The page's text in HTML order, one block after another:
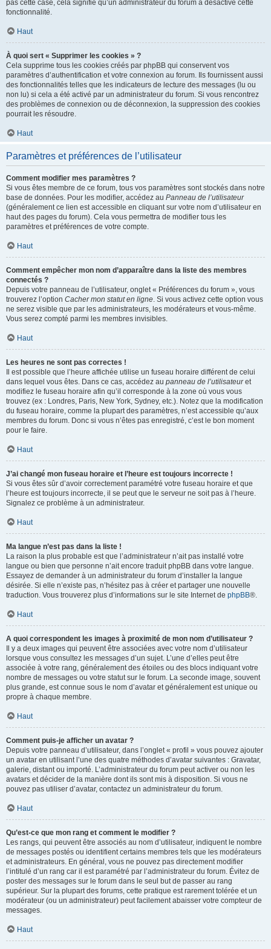
pas cette case, cela signifie qu’un administrateur du forum a désactivé cette
fonctionnalité.
Haut
À quoi sert « Supprimer les cookies » ?
Cela supprime tous les cookies créés par phpBB qui conservent vos
paramètres d’authentification et votre connexion au forum. Ils fournissent aussi
des fonctionnalités telles que les indicateurs de lecture des messages (lu ou
non lu) si cela a été activé par un administrateur du forum. Si vous rencontrez
des problèmes de connexion ou de déconnexion, la suppression des cookies
pourrait les résoudre.
Haut
Paramètres et préférences de l’utilisateur
Comment modifier mes paramètres ?
Si vous êtes membre de ce forum, tous vos paramètres sont stockés dans notre
base de données. Pour les modifier, accédez au Panneau de l’utilisateur
(généralement ce lien est accessible en cliquant sur votre nom d’utilisateur en
haut des pages du forum). Cela vous permettra de modifier tous les
paramètres et préférences de votre compte.
Haut
Comment empêcher mon nom d’apparaître dans la liste des membres
connectés ?
Depuis votre panneau de l’utilisateur, onglet « Préférences du forum », vous
trouverez l’option Cacher mon statut en ligne. Si vous activez cette option vous
ne serez visible que par les administrateurs, les modérateurs et vous-même.
Vous serez compté parmi les membres invisibles.
Haut
Les heures ne sont pas correctes !
Il est possible que l’heure affichée utilise un fuseau horaire différent de celui
dans lequel vous êtes. Dans ce cas, accédez au panneau de l’utilisateuret
modifiez le fuseau horaire afin qu’il corresponde à la zone où vous vous
trouvez (ex : Londres, Paris, New York, Sydney, etc.). Notez que la modification
du fuseau horaire, comme la plupart des paramètres, n’est accessible qu’aux
membres du forum. Donc si vous n’êtes pas enregistré, c’est le bon moment
pour le faire.
Haut
J’ai changé mon fuseau horaire et l’heure est toujours incorrecte !
Si vous êtes sûr d’avoir correctement paramétré votre fuseau horaire et que
l’heure est toujours incorrecte, il se peut que le serveur ne soit pas à l’heure.
Signalez ce problème à un administrateur.
Haut
Ma langue n’est pas dans la liste !
La raison la plus probable est que l’administrateur n’ait pas installé votre
langue ou bien que personne n’ait encore traduit phpBB dans votre langue.
Essayez de demander à un administrateur du forum d’installer la langue
désirée. Si elle n’existe pas, n’hésitez pas à créer et partager une nouvelle
traduction. Vous trouverez plus d’informations sur le site Internet de phpBB®.
Haut
A quoi correspondent les images à proximité de mon nom d’utilisateur ?
Il y a deux images qui peuvent être associées avec votre nom d’utilisateur
lorsque vous consultez les messages d’un sujet. L’une d’elles peut être
associée à votre rang, généralement des étoiles ou des blocs indiquant votre
nombre de messages ou votre statut sur le forum. La seconde image, souvent
plus grande, est connue sous le nom d’avatar et généralement est unique ou
propre à chaque membre.
Haut
Comment puis-je afficher un avatar ?
Depuis votre panneau d’utilisateur, dans l’onglet « profil » vous pouvez ajouter
un avatar en utilisant l’une des quatre méthodes d’avatar suivantes : Gravatar,
galerie, distant ou importé. L’administrateur du forum peut activer ou non les
avatars et décider de la manière dont ils sont mis à disposition. Si vous ne
pouvez pas utiliser d’avatar, contactez un administrateur du forum.
Haut
Qu’est-ce que mon rang et comment le modifier ?
Les rangs, qui peuvent être associés au nom d’utilisateur, indiquent le nombre
de messages postés ou identifient certains membres tels que les modérateurs
et administrateurs. En général, vous ne pouvez pas directement modifier
l’intitulé d’un rang car il est paramétré par l’administrateur du forum. Évitez de
poster des messages sur le forum dans le seul but de passer au rang
supérieur. Sur la plupart des forums, cette pratique est rarement tolérée et un
modérateur (ou un administrateur) peut facilement abaisser votre compteur de
messages.
Haut